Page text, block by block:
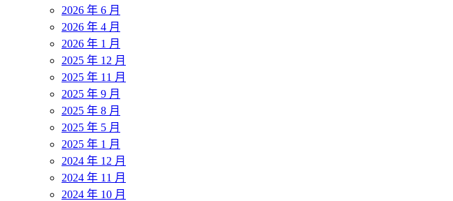
2026 年 6 月
2026 年 4 月
2026 年 1 月
2025 年 12 月
2025 年 11 月
2025 年 9 月
2025 年 8 月
2025 年 5 月
2025 年 1 月
2024 年 12 月
2024 年 11 月
2024 年 10 月